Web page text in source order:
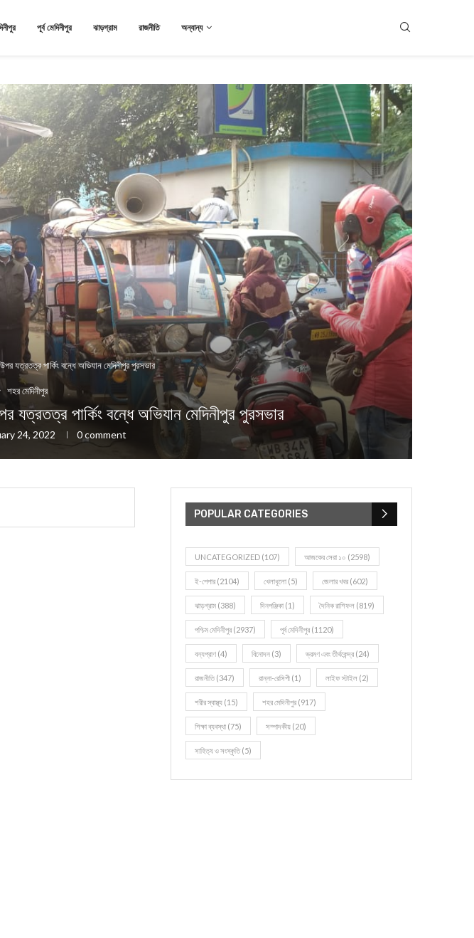
পূর্ব মেদিনীপুর ঝাড়গ্রাম রাজনীতি অন্যান্য
পার্কিং বন্ধে অভিযান মেদিনীপুর পুরসভার
শহর মেদিনীপুর
পার্কিং বন্ধে অভিযান মেদিনীপুর পুরসভার
24, 2022 0 comment
POPULAR CATEGORIES
UNCATEGORIZED (107) আজকের সেরা ১০ (2598)
ই-পেপার (2104) খেলাধূলো (5) জেলার খবর (602)
ঝাড়গ্রাম (388) দিনপঞ্জিকা (1) দৈনিক রাশিফল (819)
পশ্চিম মেদিনীপুর (2937) পূর্ব মেদিনীপুর (1120)
বন্যপ্রাণ (4) বিনোদন (3) ভ্রমণ এবং তীর্থকেন্দ্র (24)
রাজনীতি(347) রান্না-রেসিপী (1) লাইফ স্টাইল (2)
শরীর স্বাস্থ্য (15) শহর মেদিনীপুর (917)
শিক্ষা ব্যবস্থা (75) সম্পাদকীয় (20)
সাহিত্য ও সংস্কৃতি(5)